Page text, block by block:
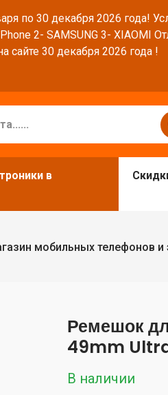
по 30 декабря 2026 года!
2- SAMSUNG 3- XIAOMI
сайте 30 декабря 2026 года !
в
мобильных телефонов
Ремешок
49mm
В наличии